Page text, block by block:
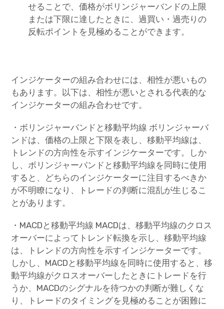
せることで、価格がボリンジャーバンドの上限
または下限に達したときに、過買い・過売りの
反転ポイントを見極めることができます。
インジケーターの組み合わせには、相性が悪いもの
もあります。以下は、相性が悪いとされる代表的な
インジケーターの組み合わせです。
・ボリンジャーバンドと移動平均線 ボリンジャーバ
ンドは、価格の上限と下限を表し、移動平均線は、
トレンドの方向性を示すインジケーターです。しか
し、ボリンジャーバンドと移動平均線を同時に使用
すると、どちらのインジケーターに注目するべきか
が不明瞭になり、トレードの判断に混乱が生じるこ
とがあります。
・MACDと移動平均線 MACDは、移動平均線のクロス
オーバーによってトレンド転換を示し、移動平均線
は、トレンドの方向性を示すインジケーターです。
しかし、MACDと移動平均線を同時に使用すると、移
動平均線がクロスオーバーしたときにトレードを行
うか、MACDのシグナルを待つかの判断が難しくな
り、トレードのタイミングを見極めることが困難に